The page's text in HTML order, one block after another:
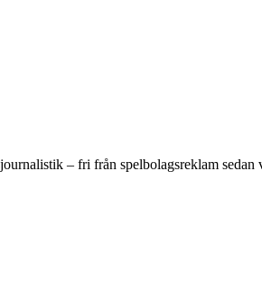
– fri från spelbolagsreklam sedan